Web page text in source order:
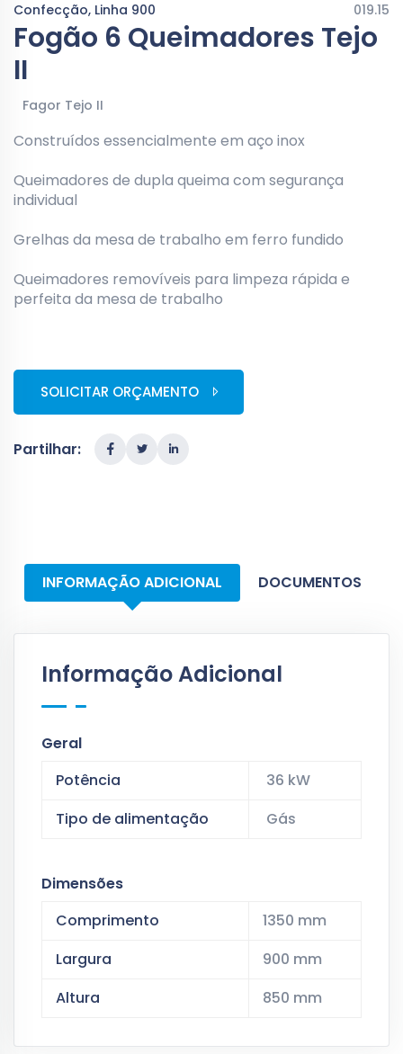
Confecção, Linha 900 019.15
Fogão 6 Queimadores Tejo
II
Fagor Tejo II
Construídos essencialmente em aço inox
Queimadores de dupla queima com segurança
individual
Grelhas da mesa de trabalho em ferro fundido
Queimadores removíveis para limpeza rápida e
perfeita da mesa de trabalho
SOLICITAR ORÇAMENTO
Partilhar:
INFORMAÇÃO ADICIONAL DOCUMENTOS
Informação Adicional
Geral
Potência
36 kW
Tipo de alimentação
Gás
Dimensões
Comprimento
1350 mm
Largura
900 mm
Altura
850 mm